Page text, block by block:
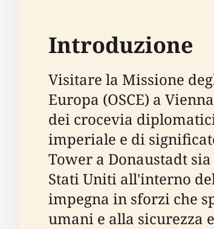
Introduzione
Visitare la Missione
Europa (OSCE) a
dei crocevia
imperiale e di
Tower a Donaustadt
Stati Uniti all'interno
impegna in sforzi che
umani e alla sicurezza